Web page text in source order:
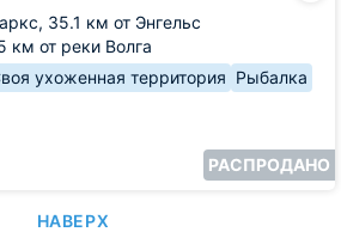
35.1 км от Энгельс
км от реки Волга
ухоженная территория Рыбалка
РАСПРОДАНО
НАВЕРХ